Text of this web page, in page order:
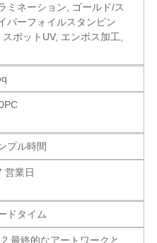
ミネーション, ゴールド/ス
バーフォイルスタンピン
スポットUV, エンボス加工,
プル時間
営業日
ドタイム
最終的なアートワークと